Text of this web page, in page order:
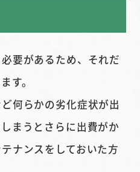
要があるため、それだ
す。
何らかの劣化症状が出
まうとさらに出費がか
ナンスをしておいた方